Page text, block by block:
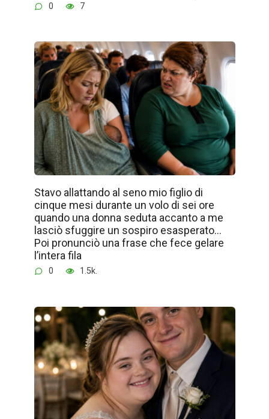
0 7
Stavo allattando al seno mio figlio di
cinque mesi durante un volo di sei ore
quando una donna seduta accanto a me
lasciò sfuggire un sospiro esasperato…
Poi pronunciò una frase che fece gelare
l’intera fila
0 1.5k.